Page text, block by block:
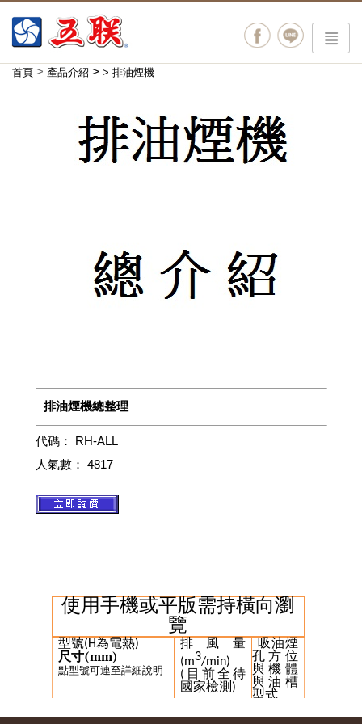
menu
首頁 > 產品介紹 > > 排油煙機
排油煙機總整理
代碼： RH-ALL
人氣數： 4817